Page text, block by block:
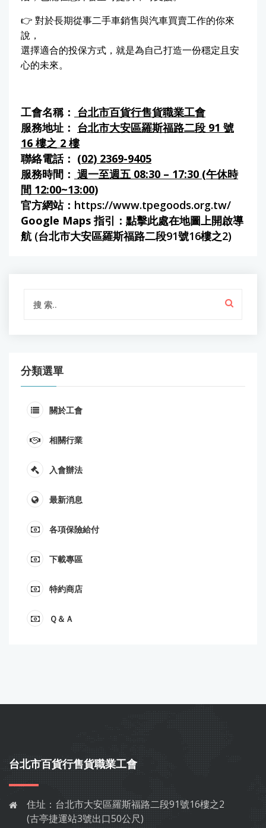
👉 對於長期從事二手車銷售與汽車買賣工作的你來
說，
選擇適合的投保方式，就是為自己打造一份穩定且安
心的未來。
工會名稱： 台北市百貨行售貨職業工會
服務地址： 台北市大安區羅斯福路二段 91 號
16 樓之 2 樓
聯絡電話： (02) 2369-9405
服務時間： 週一至週五 08:30 – 17:30 (午休時
間 12:00~13:00)
官方網站： https://www.tpegoods.org.tw/
Google Maps 指引： 點擊此處在地圖上開啟導
航 (台北市大安區羅斯福路二段91號16樓之2)
分類選單
關於工會
相關行業
入會辦法
最新消息
各項保險給付
下載專區
特約商店
Ｑ＆Ａ
台北市百貨行售貨職業工會
住址： 台北市大安區羅斯福路二段91號16樓之2
(古亭捷運站3號出口50公尺)